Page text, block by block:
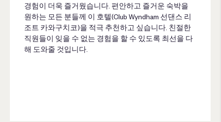
경험이 더욱 즐거웠습니다. 편안하고 즐거운 숙박을
원하는 모든 분들께 이 호텔(Club Wyndham 선댄스 리
조트 카와구치코)을 적극 추천하고 싶습니다. 친절한
직원들이 잊을 수 없는 경험을 할 수 있도록 최선을 다
해 도와줄 것입니다.